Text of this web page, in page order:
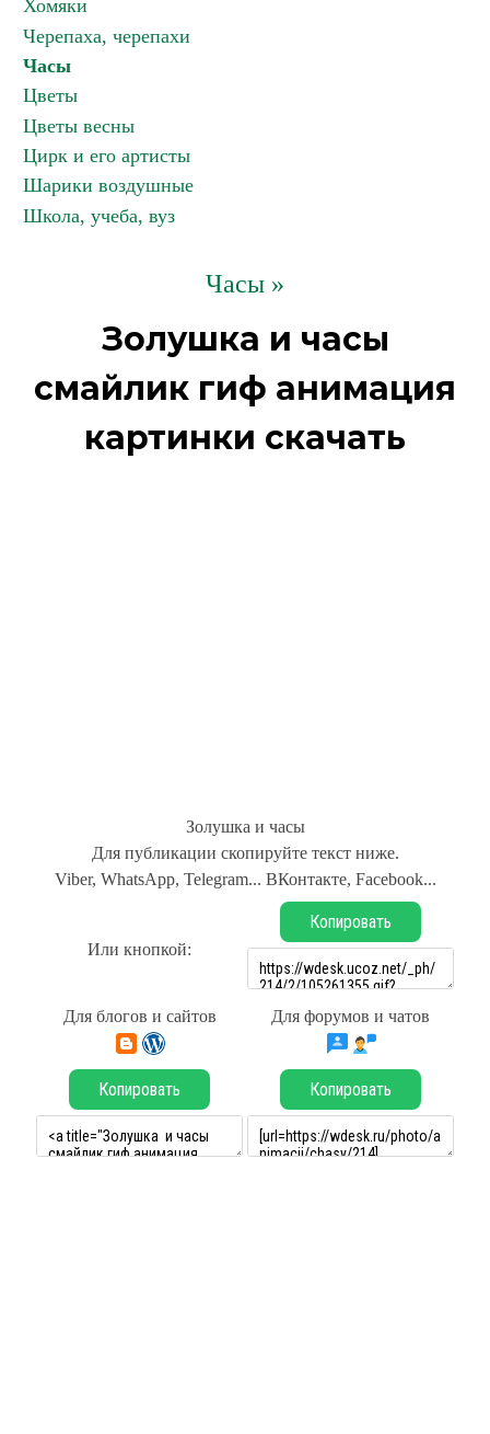
Хомяки
Черепаха, черепахи
Часы
Цветы
Цветы весны
Цирк и его артисты
Шарики воздушные
Школа, учеба, вуз
Часы »
Золушка и часы
смайлик гиф анимация
картинки скачать
Золушка и часы
Для публикации скопируйте текст ниже.
Viber, WhatsApp, Telegram... ВКонтакте, Facebook...
Или кнопкой:
Копировать
Для блогов и сайтов Для форумов и чатов
Копировать Копировать